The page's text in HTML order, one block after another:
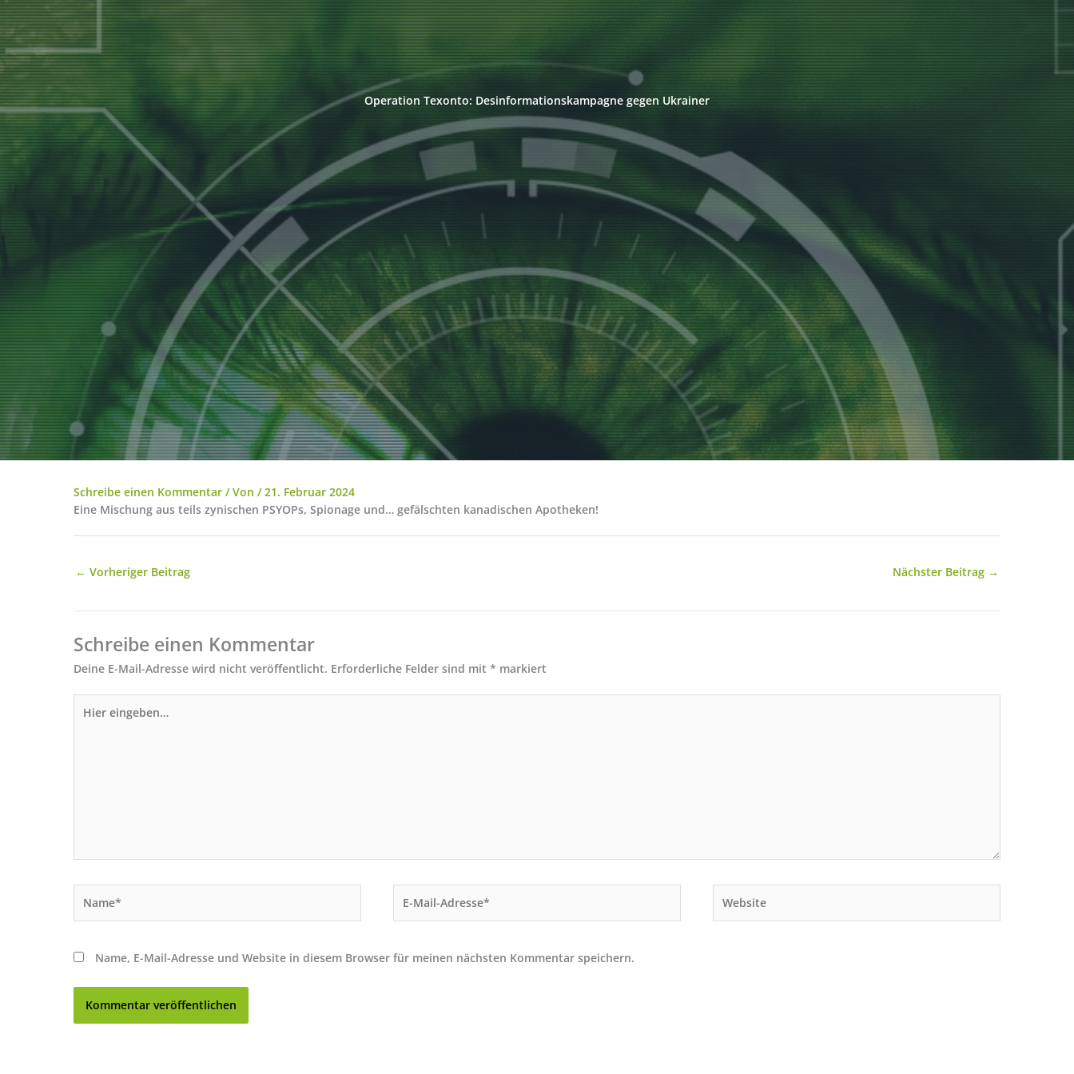
Operation Texonto: Desinformationskampagne gegen Ukrainer
Schreibe einen Kommentar / Von /21. Februar 2024
Eine Mischung aus teils zynischen PSYOPs, Spionage und… gefälschten kanadischen Apotheken!
← Vorheriger Beitrag Nächster Beitrag →
Schreibe einen Kommentar
Deine E-Mail-Adresse wird nicht veröffentlicht. Erforderliche Felder sind mit * markiert
eingeben…
Mail-
Name, E-Mail-Adresse und Website in diesem Browser für meinen nächsten Kommentar speichern.